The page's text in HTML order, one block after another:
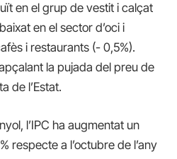
en el grup de vestit i calçat
en el sector d’oci i
i restaurants (- 0,5%).
la pujada del preu de
de l’Estat.
l’IPC ha augmentat un
respecte a l’octubre de l’any